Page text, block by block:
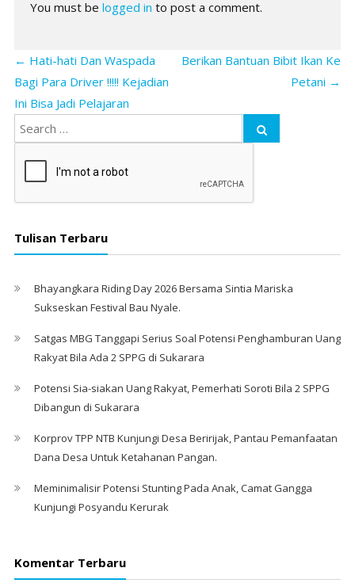
You must be logged in to post a comment.
← Hati-hati Dan Waspada
Bagi Para Driver !!!!! Kejadian
Ini Bisa Jadi Pelajaran
Berikan Bantuan Bibit Ikan Ke
Petani →
Tulisan Terbaru
Bhayangkara Riding Day 2026 Bersama Sintia Mariska
Sukseskan Festival Bau Nyale. ‎
Satgas MBG Tanggapi Serius Soal Potensi Penghamburan Uang
Rakyat Bila Ada 2 SPPG di Sukarara
Potensi Sia-siakan Uang Rakyat, Pemerhati Soroti Bila 2 SPPG
Dibangun di Sukarara
Korprov TPP NTB Kunjungi Desa Beririjak, Pantau Pemanfaatan
Dana Desa Untuk Ketahanan Pangan.
Meminimalisir Potensi Stunting Pada Anak, Camat Gangga
Kunjungi Posyandu Kerurak
Komentar Terbaru